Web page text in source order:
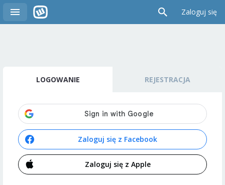
Zaloguj się
LOGOWANIE REJESTRACJA
Zaloguj się z Facebook
Zaloguj się z Apple